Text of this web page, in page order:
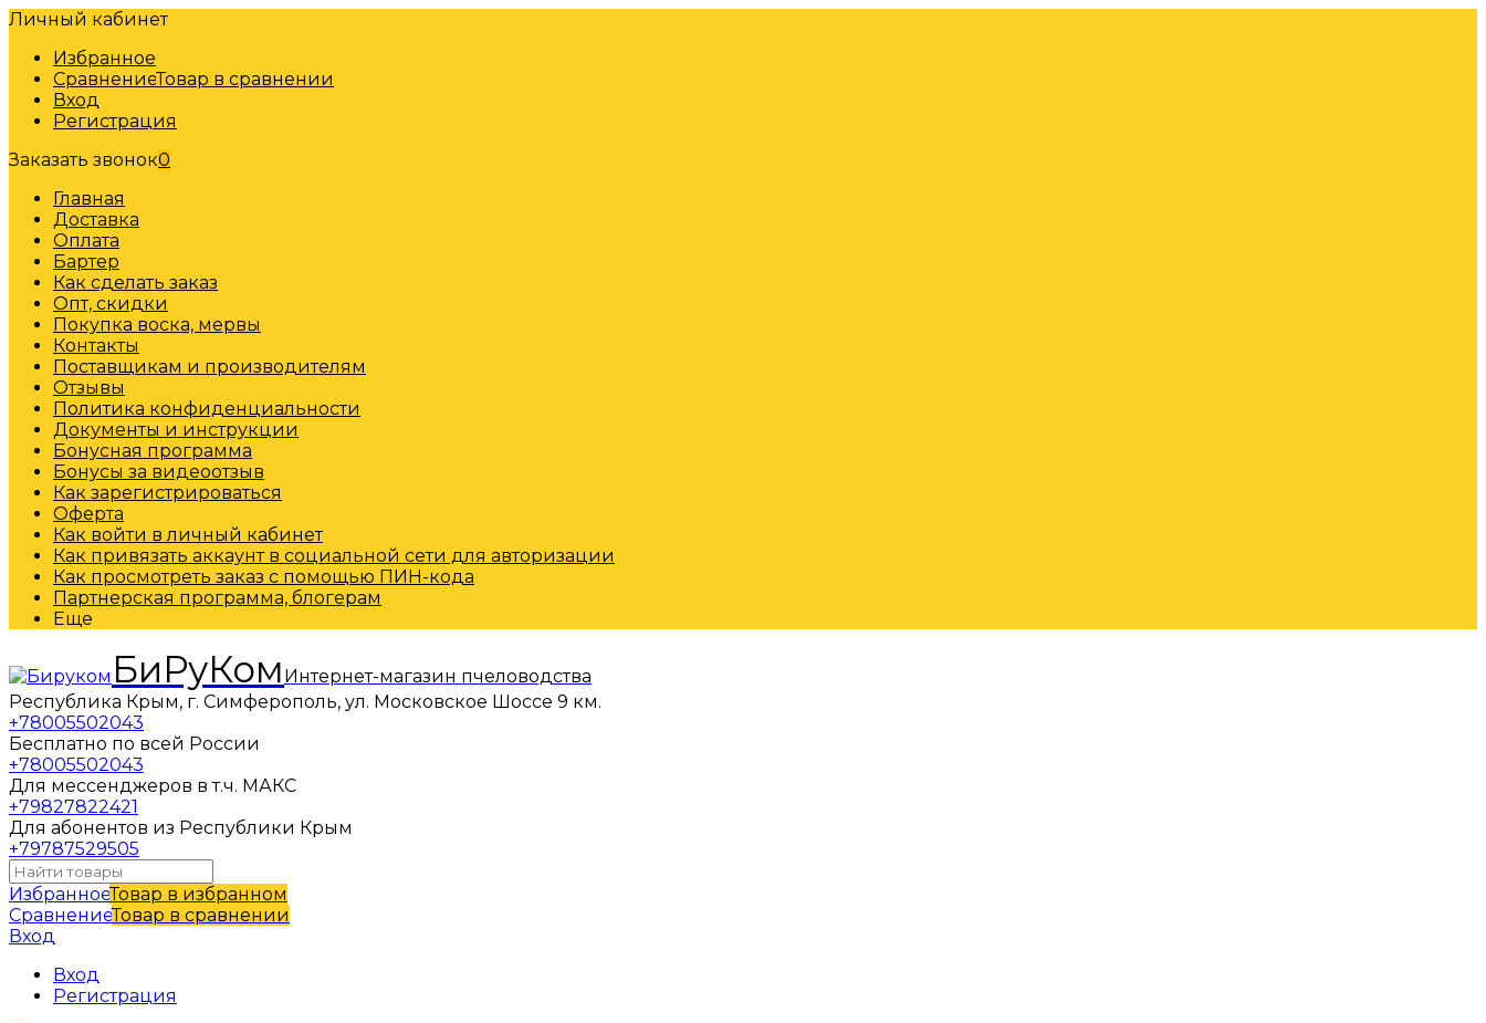
Личный кабинет
Избранное
СравнениеТовар в сравнении
Вход
Регистрация
Заказать звонок0
Главная
Доставка
Оплата
Бартер
Как сделать заказ
Опт, скидки
Покупка воска, мервы
Контакты
Поставщикам и производителям
Отзывы
Политика конфиденциальности
Документы и инструкции
Бонусная программа
Бонусы за видеоотзыв
Как зарегистрироваться
Оферта
Как войти в личный кабинет
Как привязать аккаунт в социальной сети для авторизации
Как просмотреть заказ с помощью ПИН-кода
Партнерская программа, блогерам
Еще
БиРуКом Интернет-магазин пчеловодства
Республика Крым, г. Симферополь, ул. Московское Шоссе 9 км.
+78005502043
Бесплатно по всей России
+78005502043
Для мессенджеров в т.ч. МАКС
+79827822421
Для абонентов из Республики Крым
+79787529505
ИзбранноеТовар в избранном
СравнениеТовар в сравнении
Вход
Вход
Регистрация